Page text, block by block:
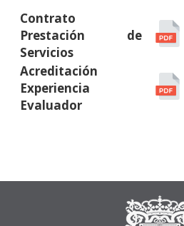
Contrato
Prestación de
Servicios
Acreditación
Experiencia
Evaluador